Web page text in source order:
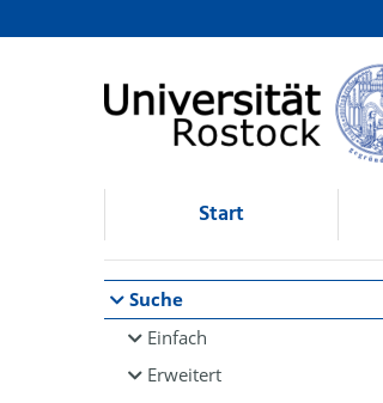
Browsen
direkt zum Inhalt
Start
Suche
Einfach
Erweitert